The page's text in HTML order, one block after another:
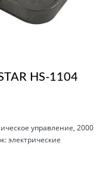
HS-1104
управление, 2000
электрические